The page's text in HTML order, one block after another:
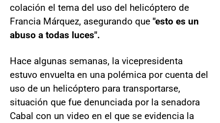
colación el tema del uso del helicóptero de
Francia Márquez, asegurando que "esto es un
abuso a todas luces".
Hace algunas semanas, la vicepresidenta
estuvo envuelta en una polémica por cuenta del
uso de un helicóptero para transportarse,
situación que fue denunciada por la senadora
Cabal con un video en el que se evidencia la